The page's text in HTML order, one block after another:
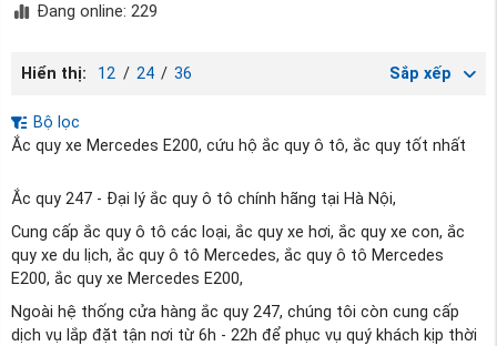
Đang online: 229
Hiển thị: 12 / 24 / 36 Sắp xếp
Bộ lọc
Ắc quy xe Mercedes E200, cứu hộ ắc quy ô tô, ắc quy tốt nhất
Ắc quy 247 - Đại lý ắc quy ô tô chính hãng tại Hà Nội,
Cung cấp ắc quy ô tô các loại, ắc quy xe hơi, ắc quy xe con, ắc
quy xe du lịch, ắc quy ô tô Mercedes, ắc quy ô tô Mercedes
E200, ắc quy xe Mercedes E200,
Ngoài hệ thống cửa hàng ắc quy 247, chúng tôi còn cung cấp
dịch vụ lắp đặt tận nơi từ 6h - 22h để phục vụ quý khách kịp thời